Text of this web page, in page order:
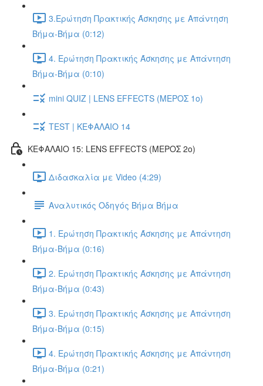
3.Ερώτηση Πρακτικής Άσκησης με Απάντηση
Βήμα-Βήμα (0:12)
4. Ερώτηση Πρακτικής Άσκησης με Απάντηση
Βήμα-Βήμα (0:10)
mini QUIZ | LENS EFFECTS (ΜΕΡΟΣ 1ο)
TEST | ΚΕΦΑΛΑΙΟ 14
ΚΕΦΑΛΑΙΟ 15: LENS EFFECTS (ΜΕΡΟΣ 2o)
Διδασκαλία με Video (4:29)
Αναλυτικός Οδηγός Βήμα Βήμα
1. Ερώτηση Πρακτικής Άσκησης με Απάντηση
Βήμα-Βήμα (0:16)
2. Ερώτηση Πρακτικής Άσκησης με Απάντηση
Βήμα-Βήμα (0:43)
3. Ερώτηση Πρακτικής Άσκησης με Απάντηση
Βήμα-Βήμα (0:15)
4. Ερώτηση Πρακτικής Άσκησης με Απάντηση
Βήμα-Βήμα (0:21)